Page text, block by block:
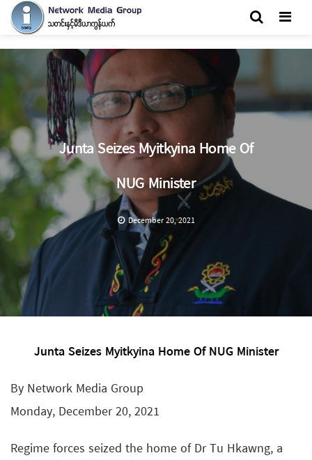
Junta Seizes Myitkyina Home Of
NUG Minister
December 20, 2021
Junta Seizes Myitkyina Home Of NUG Minister
By Network Media Group
Monday, December 20, 2021
Regime forces seized the home of Dr Tu Hkawng, a